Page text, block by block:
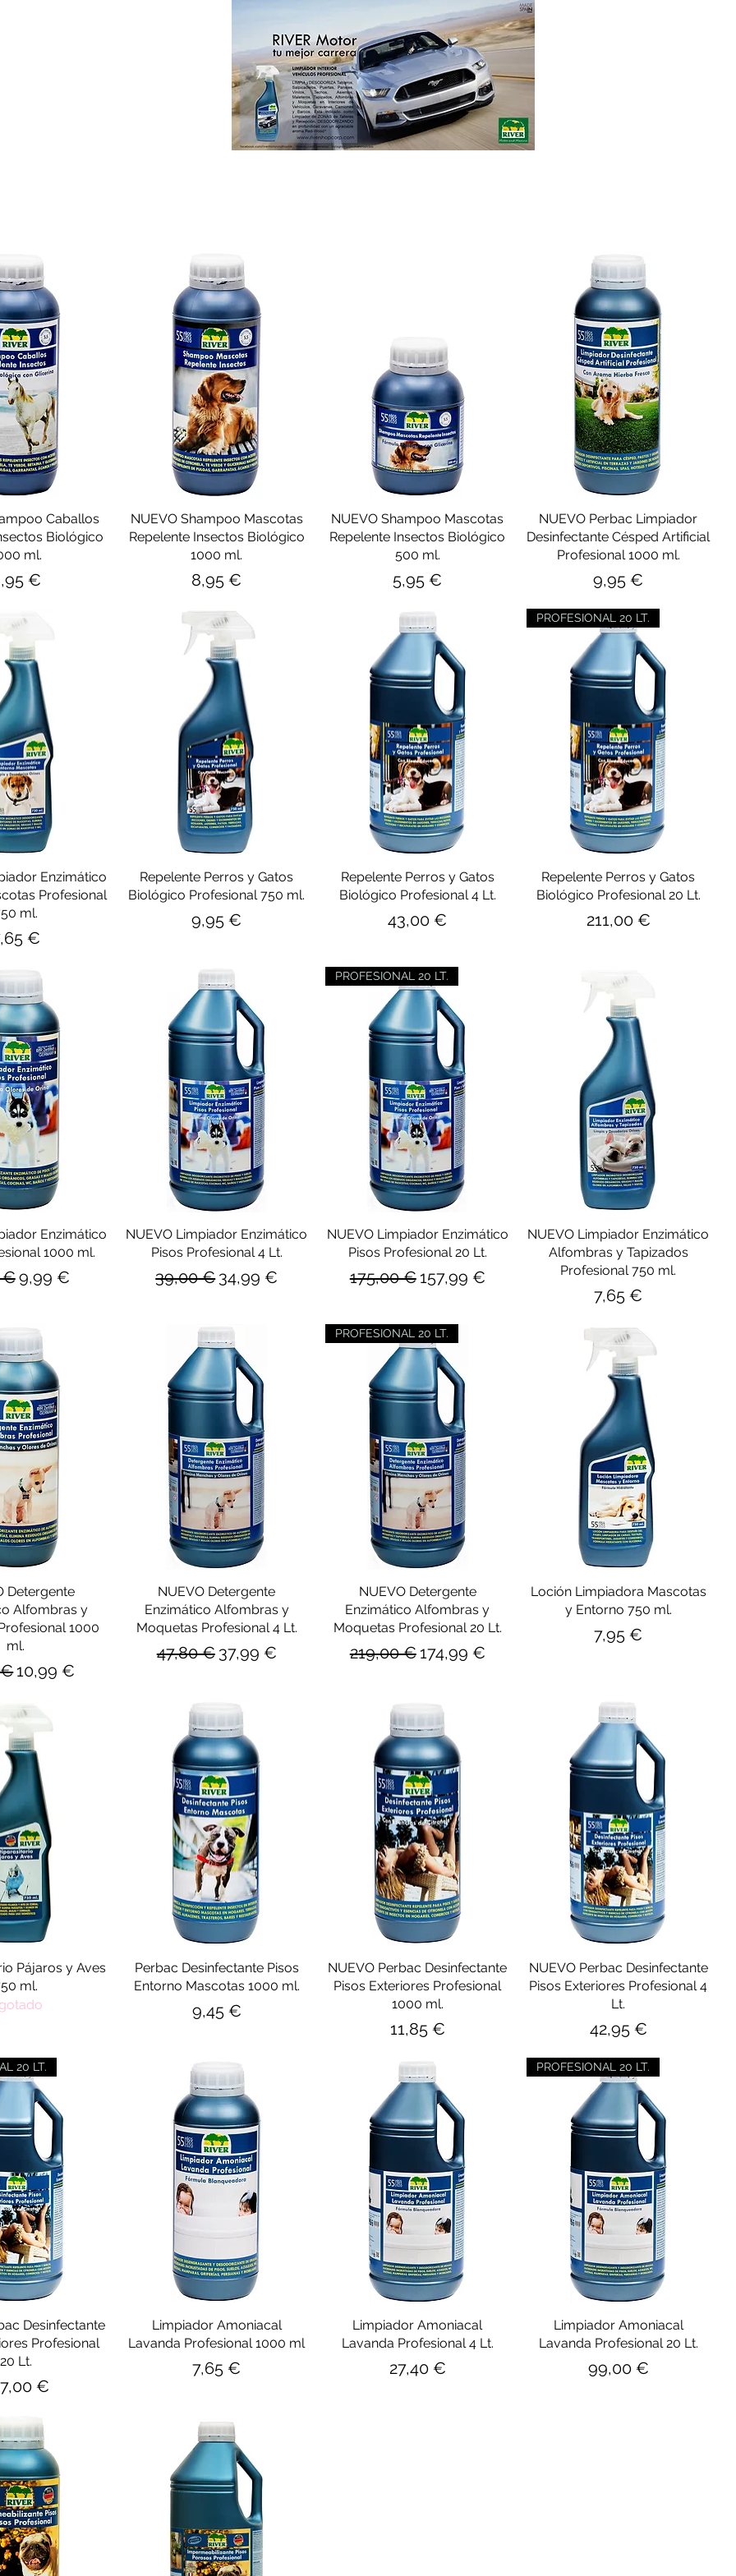
Caballos
Biológico
ml.
€
NUEVO Shampoo Mascotas
Repelente Insectos Biológico
1000 ml.
Precio
8,95 €
NUEVO Shampoo Mascotas
Repelente Insectos Biológico
500 ml.
Precio
5,95 €
NUEVO Perbac Limpiador
Desinfectante Césped Artificial
Profesional 1000 ml.
Precio
9,95 €
Enzimático
Profesional
ml.
€
Repelente Perros y Gatos
Biológico Profesional 750 ml.
Precio
9,95 €
Repelente Perros y Gatos
Biológico Profesional 4 Lt.
Precio
43,00 €
PROFESIONAL 20 LT.
Repelente Perros y Gatos
Biológico Profesional 20 Lt.
Precio
211,00 €
Enzimático
1000 ml.
€Precio de oferta
9,99 €
NUEVO Limpiador Enzimático
Pisos Profesional 4 Lt.
Precio
39,00 €Precio de oferta
34,99 €
PROFESIONAL 20 LT.
NUEVO Limpiador Enzimático
Pisos Profesional 20 Lt.
Precio
175,00 € Precio de oferta
157,99 €
NUEVO Limpiador Enzimático
Alfombras y Tapizados
Profesional 750 ml.
Precio
7,65 €
Detergente
Alfombras y
1000
ml.
€Precio de oferta
10,99 €
NUEVO Detergente
Enzimático Alfombras y
Moquetas Profesional 4 Lt.
Precio
47,80 € Precio de oferta
37,99 €
PROFESIONAL 20 LT.
NUEVO Detergente
Enzimático Alfombras y
Moquetas Profesional 20 Lt.
Precio
219,00 € Precio de oferta
174,99 €
Loción Limpiadora Mascotas
y Entorno 750 ml.
Precio
7,95 €
Pájaros y Aves
ml.
Perbac Desinfectante Pisos
Entorno Mascotas 1000 ml.
Precio
9,45 €
NUEVO Perbac Desinfectante
Pisos Exteriores Profesional
1000 ml.
Precio
11,85 €
NUEVO Perbac Desinfectante
Pisos Exteriores Profesional 4
Lt.
Precio
42,95 €
20 LT.
Desinfectante
Profesional
20 Lt.
€
Limpiador Amoniacal
Lavanda Profesional 1000 ml
Precio
7,65 €
Limpiador Amoniacal
Lavanda Profesional 4 Lt.
Precio
27,40 €
PROFESIONAL 20 LT.
Limpiador Amoniacal
Lavanda Profesional 20 Lt.
Precio
99,00 €